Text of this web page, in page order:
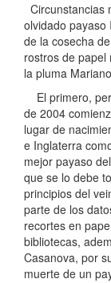
Circunstancias
olvidado payaso
de la cosecha
rostros de
la pluma
El primero,
de 2004
lugar de
e Inglaterra
mejor payaso
que se lo debe
principios del
parte de los
recortes en
bibliotecas,
Casanova, por
muerte de un